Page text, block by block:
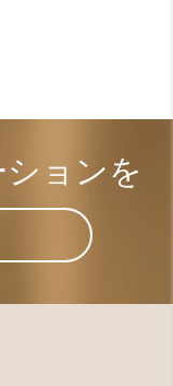
ョンを